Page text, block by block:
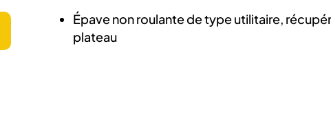
Épave non roulante de type utilitaire,
plateau